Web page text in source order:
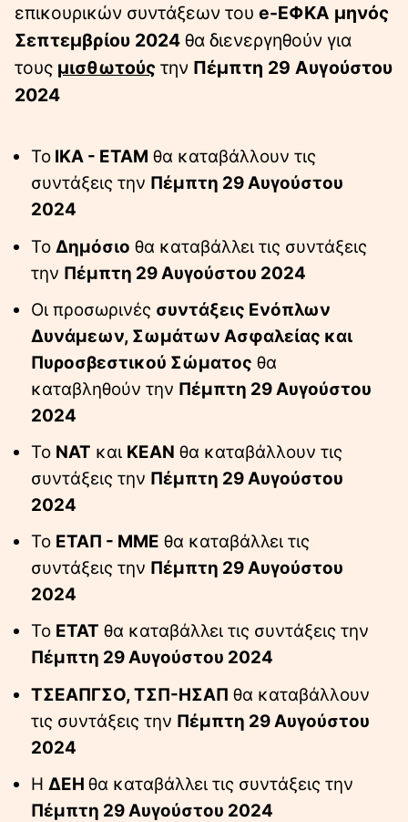
επικουρικών συντάξεων του e-ΕΦΚΑ μηνός
Σεπτεμβρίου 2024 θα διενεργηθούν για
τους μισθωτούς την Πέμπτη 29 Αυγούστου
2024
Το ΙΚΑ - ΕΤΑΜ θα καταβάλλουν τις
συντάξεις την Πέμπτη 29 Αυγούστου
2024
Το Δημόσιο θα καταβάλλει τις συντάξεις
την Πέμπτη 29 Αυγούστου 2024
Οι προσωρινές συντάξεις Ενόπλων
Δυνάμεων, Σωμάτων Ασφαλείας και
Πυροσβεστικού Σώματος θα
καταβληθούν την Πέμπτη 29 Αυγούστου
2024
Το ΝΑΤ και ΚΕΑΝ θα καταβάλλουν τις
συντάξεις την Πέμπτη 29 Αυγούστου
2024
Το ΕΤΑΠ - ΜΜΕ θα καταβάλλει τις
συντάξεις την Πέμπτη 29 Αυγούστου
2024
Το ΕΤΑΤ θα καταβάλλει τις συντάξεις την
Πέμπτη 29 Αυγούστου 2024
ΤΣΕΑΠΓΣΟ, ΤΣΠ-ΗΣΑΠ θα καταβάλλουν
τις συντάξεις την Πέμπτη 29 Αυγούστου
2024
Η ΔΕΗ θα καταβάλλει τις συντάξεις την
Πέμπτη 29 Αυγούστου 2024